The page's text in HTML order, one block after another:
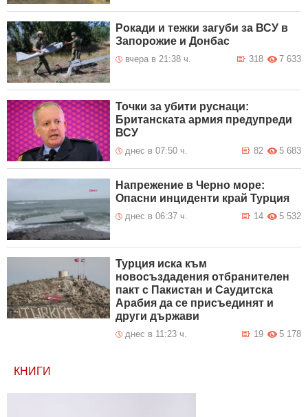
Рокади и тежки загуби за ВСУ в
Запорожие и Донбас
вчера в 21:38 ч. 7 633
318
Точки за убити руснаци:
Британската армия предупреди
ВСУ
днес в 07:50 ч. 5 683
82
Напрежение в Черно море:
Опасни инциденти край Турция
днес в 06:37 ч. 5 532
14
Турция иска към
новосъздадения отбранителен
пакт с Пакистан и Саудитска
Арабия да се присъединят и
други държави
днес в 11:23 ч. 5 178
19
КНИГИ